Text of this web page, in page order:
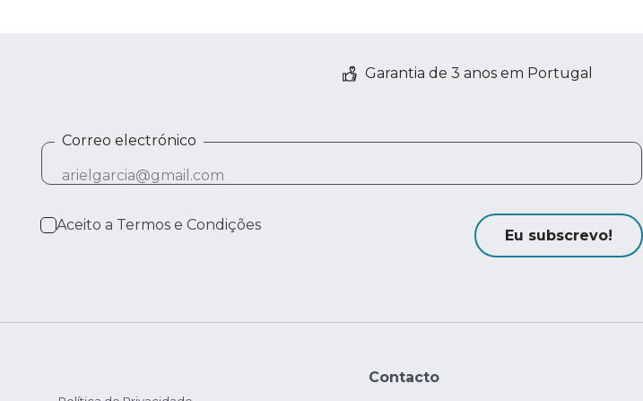
Garantia de 3 anos em Portugal
Correo electrónico
Aceito a Termos e Condições
Eu subscrevo!
Contacto